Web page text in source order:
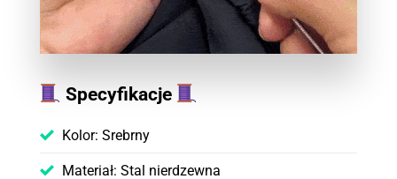
Specyfikacje
Kolor: Srebrny
Materiał: Stal nierdzewna